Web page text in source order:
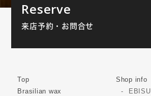
Reserve
来店予約・お問合せ
Top
Brasilian wax
Shop info
EBISU